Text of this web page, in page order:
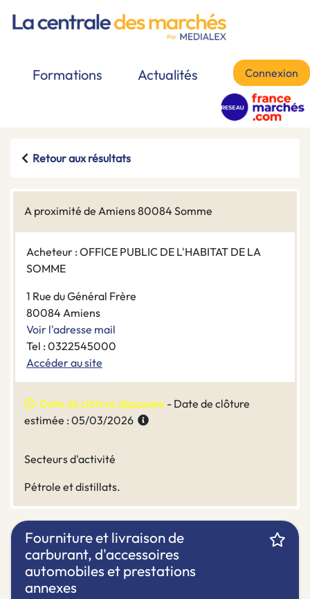
Formations Actualités Connexion
Retour aux résultats
A proximité de Amiens 80084 Somme
Acheteur : OFFICE PUBLIC DE L'HABITAT DE LA
SOMME
1 Rue du Général Frère
80084 Amiens
Voir l'adresse mail
Tel : 0322545000
Accéder au site
Date de clôture dépassée - Date de clôture
estimée : 05/03/2026
Secteurs d'activité
Pétrole et distillats.
Fourniture et livraison de
carburant, d'accessoires
automobiles et prestations
annexes